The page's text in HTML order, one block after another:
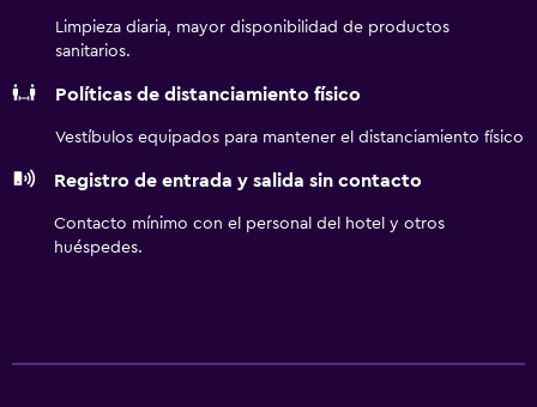
negocios incluyen escritorio y teléfono. Se ofrece servicio
actividades de ocio y esparcimiento que se indican más
abajo en las instalaciones o cerca del alojamiento (es
Limpieza diaria, mayor disponibilidad de productos
sanitarios.
Políticas de distanciamiento físico
Vestíbulos equipados para mantener el distanciamiento físico
Registro de entrada y salida sin contacto
Contacto mínimo con el personal del hotel y otros
huéspedes.